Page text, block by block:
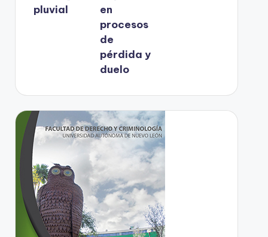
pluvial
en
procesos
de
pérdida y
duelo